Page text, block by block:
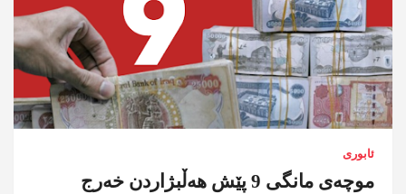
ئابوری
موچەی مانگی 9 پێش هەڵبژاردن خەرج